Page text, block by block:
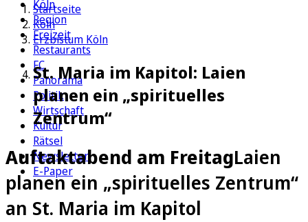
Köln
Region
Freizeit
Restaurants
FC
Panorama
Politik
Wirtschaft
Kultur
Rätsel
Newsletter
E-Paper
Startseite
Köln
Erzbistum Köln
St. Maria im Kapitol: Laien
planen ein „spirituelles
Zentrum“
Auftaktabend am FreitagLaien
planen ein „spirituelles Zentrum“
an St. Maria im Kapitol